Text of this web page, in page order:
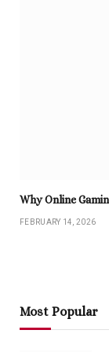
Why Online
FEBRUARY 14, 2026
Most Popular